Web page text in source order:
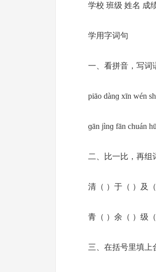
学校 班级 姓名 成
学用字词句
一、看拼音，写词
piāo dànɡ xīn wén
ɡān jìnɡ fān chuán
二、比一比，再组
清（ ）于（ ）及（
青（ ）余（ ）级（
三、在括号里填上